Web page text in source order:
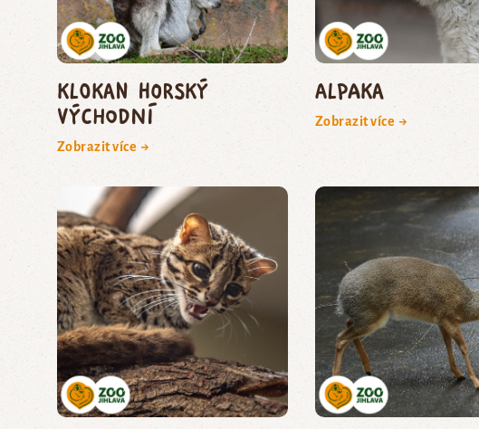
Klokan horský
východní
Zobrazit více →
Alpaka
Zobrazit více →